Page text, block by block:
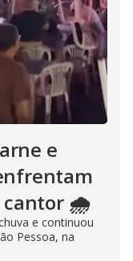
e
cantor 🌧️
e continuou
Pessoa, na